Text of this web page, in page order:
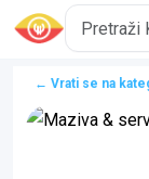
← Vrati se na